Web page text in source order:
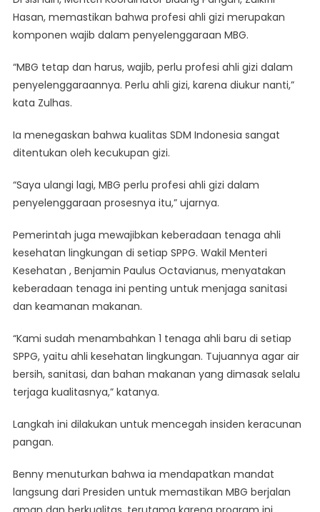
Hasan, memastikan bahwa profesi ahli gizi merupakan
komponen wajib dalam penyelenggaraan MBG.
“MBG tetap dan harus, wajib, perlu profesi ahli gizi dalam
penyelenggaraannya. Perlu ahli gizi, karena diukur nanti,”
kata Zulhas.
Ia menegaskan bahwa kualitas SDM Indonesia sangat
ditentukan oleh kecukupan gizi.
“Saya ulangi lagi, MBG perlu profesi ahli gizi dalam
penyelenggaraan prosesnya itu,” ujarnya.
Pemerintah juga mewajibkan keberadaan tenaga ahli
kesehatan lingkungan di setiap SPPG. Wakil Menteri
Kesehatan , Benjamin Paulus Octavianus, menyatakan
keberadaan tenaga ini penting untuk menjaga sanitasi
dan keamanan makanan.
“Kami sudah menambahkan 1 tenaga ahli baru di setiap
SPPG, yaitu ahli kesehatan lingkungan. Tujuannya agar air
bersih, sanitasi, dan bahan makanan yang dimasak selalu
terjaga kualitasnya,” katanya.
Langkah ini dilakukan untuk mencegah insiden keracunan
pangan.
Benny menuturkan bahwa ia mendapatkan mandat
langsung dari Presiden untuk memastikan MBG berjalan